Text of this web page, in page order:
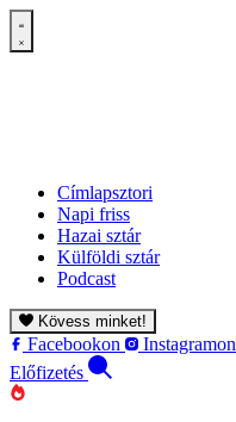
Címlapsztori
Napi friss
Hazai sztár
Külföldi sztár
Podcast
Kövess minket!
Facebookon Instagramon
Előfizetés